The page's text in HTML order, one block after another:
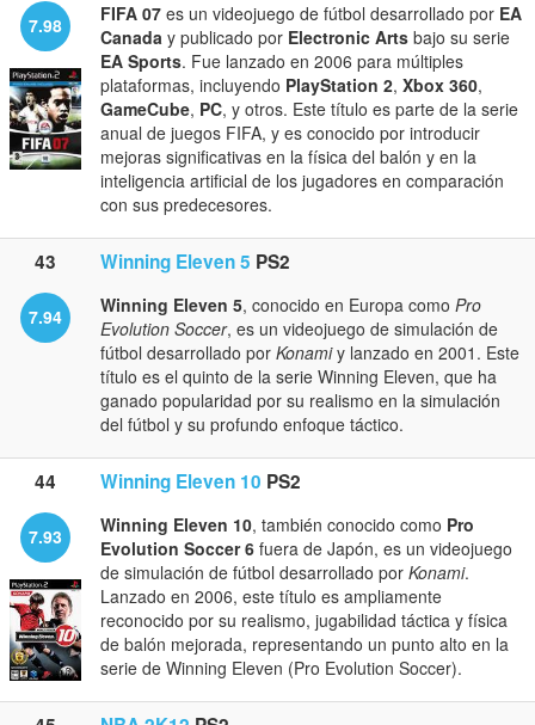
7.98 FIFA 07 es un videojuego de fútbol desarrollado por EA
Canada y publicado por Electronic Arts bajo su serie
EA Sports. Fue lanzado en 2006 para múltiples
plataformas, incluyendo PlayStation 2, Xbox 360,
GameCube, PC, y otros. Este título es parte de la serie
anual de juegos FIFA, y es conocido por introducir
mejoras significativas en la física del balón y en la
inteligencia artificial de los jugadores en comparación
con sus predecesores.
43 Winning Eleven 5 PS2
7.94 Winning Eleven 5, conocido en Europa como Pro
Evolution Soccer, es un videojuego de simulación de
fútbol desarrollado por Konamiy lanzado en 2001. Este
título es el quinto de la serie Winning Eleven, que ha
ganado popularidad por su realismo en la simulación
del fútbol y su profundo enfoque táctico.
44 Winning Eleven 10 PS2
7.93 Winning Eleven 10, también conocido como Pro
Evolution Soccer 6 fuera de Japón, es un videojuego
de simulación de fútbol desarrollado por Konami.
Lanzado en 2006, este título es ampliamente
reconocido por su realismo, jugabilidad táctica y física
de balón mejorada, representando un punto alto en la
serie de Winning Eleven (Pro Evolution Soccer).